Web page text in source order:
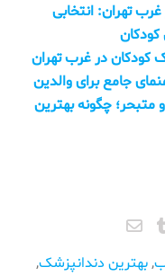
تهران: انتخابی
در غرب تهران
جامع برای والدین
چگونه بهترین
,بهترین دندانپزشک,